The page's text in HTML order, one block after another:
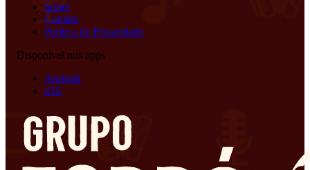
Sobre
Contato
Política de Privacidade
Disponível nos apps
Android
iOS